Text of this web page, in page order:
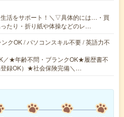
生活をサポート！＼▽具体的には…・買
たり・折り紙や体操などのレ…
クOK / パソコンスキル不要 / 英語力不
／★年齢不問・ブランクOK★履歴書不
録OK）★社会保険完備＼…